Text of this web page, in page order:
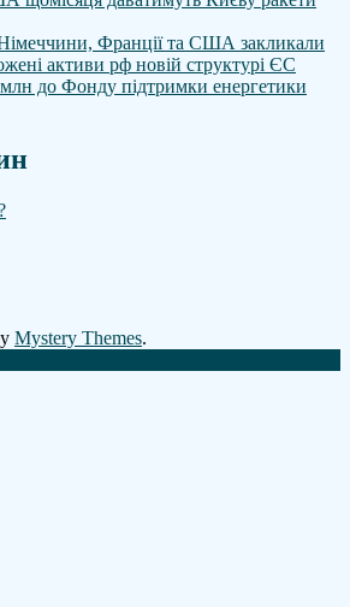
Франції та США закликали
активи рф новій структурі ЄС
до Фонду підтримки енергетики
Mystery Themes.